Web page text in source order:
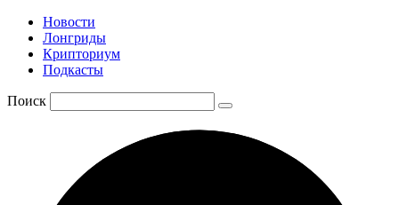
Новости
Лонгриды
Крипториум
Подкасты
Поиск